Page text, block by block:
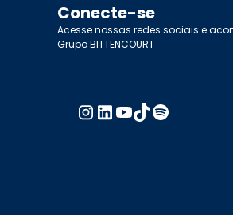
Conecte-se
Acesse nossas redes sociais e
Grupo BITTENCOURT